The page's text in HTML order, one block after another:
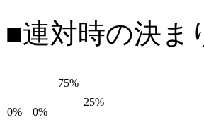
■連対時の決ま
0% 0%
75%
25%